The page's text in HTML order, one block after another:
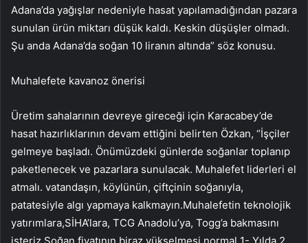
Adana’da yağışlar nedeniyle hasat yapılamadığından pazara
sunulan ürün miktarı düşük kaldı. Keskin düşüşler olmadı.
Şu anda Adana’da soğan 10 liranın altında” söz konusu.
Muhalefete kavanoz önerisi
Üretim sahalarının devreye gireceği için Karacabey’de
hasat hazırlıklarının devam ettiğini belirten Özkan, “İşçiler
gelmeye başladı. Önümüzdeki günlerde soğanlar toplanıp
paketlenecek ve pazarlara sunulacak. Muhalefet liderleri el
atmalı. vatandaşın, köylünün, çiftçinin soğanıyla,
patatesiyle algı yapmaya kalkmayın.Muhalefetin teknolojik
yatırımlara,SİHA’lara, TCG Anadolu’ya, Togg’a bakmasını
isteriz.Soğan fiyatının biraz yükselmesi normal 1- Yılda 2